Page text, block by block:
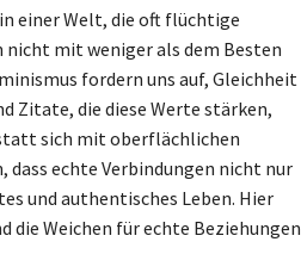
einer Welt, die oft flüchtige
nicht mit weniger als dem Besten
fordern uns auf, Gleichheit
Zitate, die diese Werte stärken,
sich mit oberflächlichen
dass echte Verbindungen nicht nur
und authentisches Leben. Hier
die Weichen für echte Beziehungen